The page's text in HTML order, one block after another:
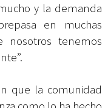
y la demanda
en muchas
nosotros tenemos
que la comunidad